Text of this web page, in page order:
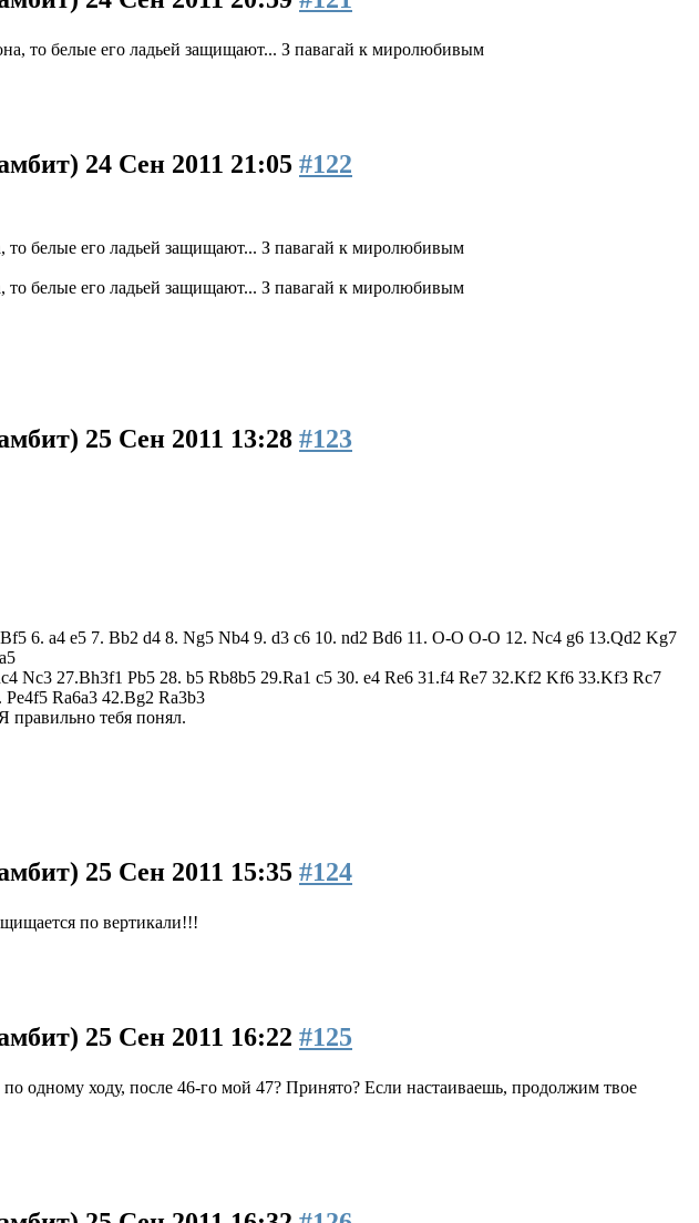
то белые его ладьей защищают... З павагай к миролюбивым
24 Сен 2011 21:05 #122
белые его ладьей защищают... З павагай к миролюбивым
белые его ладьей защищают... З павагай к миролюбивым
25 Сен 2011 13:28 #123
6. a4 e5 7. Bb2 d4 8. Ng5 Nb4 9. d3 c6 10. nd2 Bd6 11. O-O O-O 12. Nc4 g6 13.Qd2 Kg7
Nc3 27.Bh3f1 Pb5 28. b5 Rb8b5 29.Ra1 c5 30. e4 Re6 31.f4 Re7 32.Kf2 Kf6 33.Kf3 Rc7
Ra6a3 42.Bg2 Ra3b3
тебя понял.
25 Сен 2011 15:35 #124
по вертикали!!!
25 Сен 2011 16:22 #125
одному ходу, после 46-го мой 47? Принято? Если настаиваешь, продолжим твое